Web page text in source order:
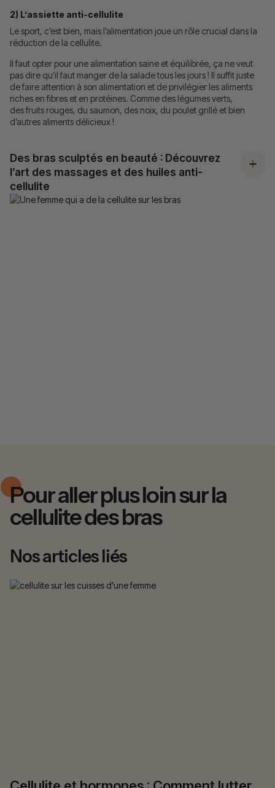
2) L’assiette anti-cellulite
Le sport, c’est bien, mais l’alimentation joue un rôle crucial dans la
réduction de la cellulite.
Il faut opter pour une alimentation saine et équilibrée, ça ne veut
pas dire qu’il faut manger de la salade tous les jours ! Il suffit juste
de faire attention à son alimentation et de privilégier les aliments
riches en fibres et en protéines. Comme des légumes verts,
des fruits rouges, du saumon, des noix, du poulet grillé et bien
d’autres aliments délicieux !
Des bras sculptés en beauté : Découvrez
l’art des massages et des huiles anti-
cellulite
Pour aller plus loin sur la
cellulite des bras
Nos articles liés